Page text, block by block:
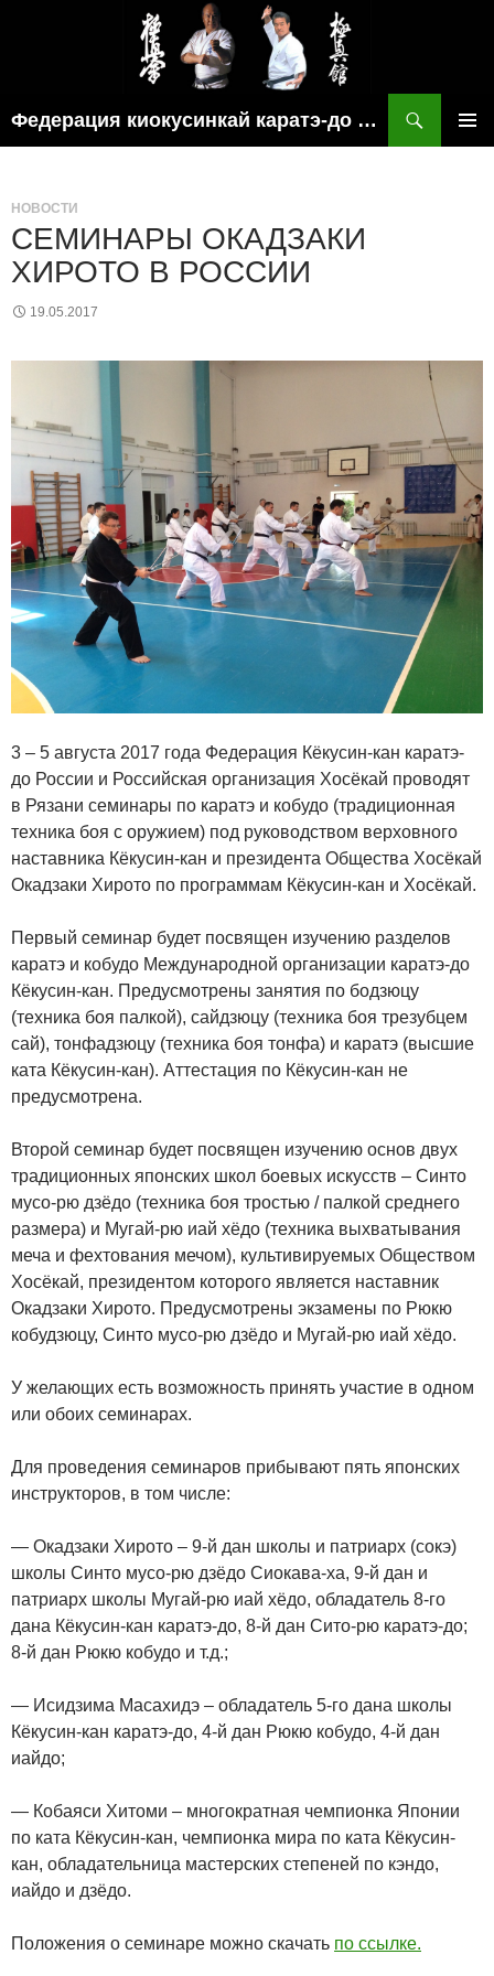
Федерация киокусинкай каратэ-до рязанской области
НОВОСТИ
СЕМИНАРЫ ОКАДЗАКИ
ХИРОТО В РОССИИ
19.05.2017
3 – 5 августа 2017 года Федерация Кёкусин-кан каратэ-
до России и Российская организация Хосёкай проводят
в Рязани семинары по каратэ и кобудо (традиционная
техника боя с оружием) под руководством верховного
наставника Кёкусин-кан и президента Общества Хосёкай
Окадзаки Хирото по программам Кёкусин-кан и Хосёкай.
Первый семинар будет посвящен изучению разделов
каратэ и кобудо Международной организации каратэ-до
Кёкусин-кан. Предусмотрены занятия по бодзюцу
(техника боя палкой), сайдзюцу (техника боя трезубцем
сай), тонфадзюцу (техника боя тонфа) и каратэ (высшие
ката Кёкусин-кан). Аттестация по Кёкусин-кан не
предусмотрена.
Второй семинар будет посвящен изучению основ двух
традиционных японских школ боевых искусств – Синто
мусо-рю дзёдо (техника боя тростью / палкой среднего
размера) и Мугай-рю иай хёдо (техника выхватывания
меча и фехтования мечом), культивируемых Обществом
Хосёкай, президентом которого является наставник
Окадзаки Хирото. Предусмотрены экзамены по Рюкю
кобудзюцу, Синто мусо-рю дзёдо и Мугай-рю иай хёдо.
У желающих есть возможность принять участие в одном
или обоих семинарах.
Для проведения семинаров прибывают пять японских
инструкторов, в том числе:
— Окадзаки Хирото – 9-й дан школы и патриарх (сокэ)
школы Синто мусо-рю дзёдо Сиокава-ха, 9-й дан и
патриарх школы Мугай-рю иай хёдо, обладатель 8-го
дана Кёкусин-кан каратэ-до, 8-й дан Сито-рю каратэ-до;
8-й дан Рюкю кобудо и т.д.;
— Исидзима Масахидэ – обладатель 5-го дана школы
Кёкусин-кан каратэ-до, 4-й дан Рюкю кобудо, 4-й дан
иайдо;
— Кобаяси Хитоми – многократная чемпионка Японии
по ката Кёкусин-кан, чемпионка мира по ката Кёкусин-
кан, обладательница мастерских степеней по кэндо,
иайдо и дзёдо.
Положения о семинаре можно скачать по ссылке.